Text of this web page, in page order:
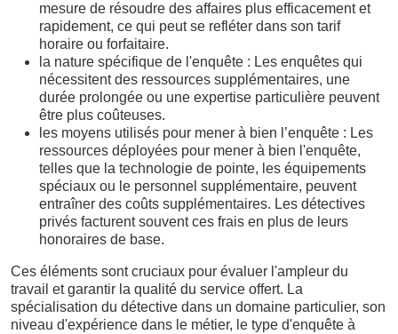
mesure de résoudre des affaires plus efficacement et
rapidement, ce qui peut se refléter dans son tarif
horaire ou forfaitaire.
la nature spécifique de l'enquête : Les enquêtes qui
nécessitent des ressources supplémentaires, une
durée prolongée ou une expertise particulière peuvent
être plus coûteuses.
les moyens utilisés pour mener à bien l’enquête : Les
ressources déployées pour mener à bien l'enquête,
telles que la technologie de pointe, les équipements
spéciaux ou le personnel supplémentaire, peuvent
entraîner des coûts supplémentaires. Les détectives
privés facturent souvent ces frais en plus de leurs
honoraires de base.
Ces éléments sont cruciaux pour évaluer l'ampleur du
travail et garantir la qualité du service offert. La
spécialisation du détective dans un domaine particulier, son
niveau d'expérience dans le métier, le type d'enquête à